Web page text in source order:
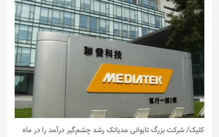
کلیک/ شرکت بزرگ تایوانی مدیاتک رشد چشم‌گیر درآمد را در ماه